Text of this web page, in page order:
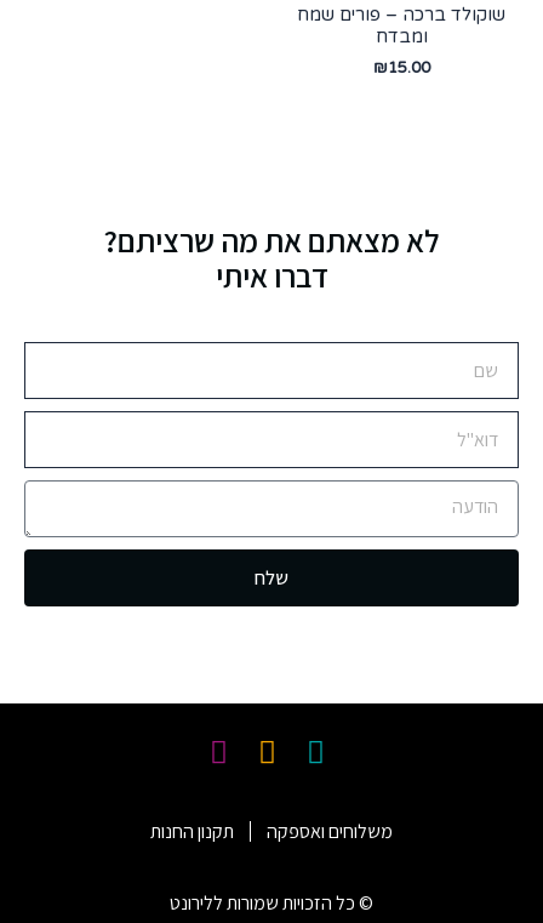
שוקולד ברכה – פורים שמח
ומבדח
₪15.00
לא מצאתם את מה שרציתם?
דברו איתי
שלח
משלוחים ואספקה תקנון החנות
© כל הזכויות שמורות ללירונט